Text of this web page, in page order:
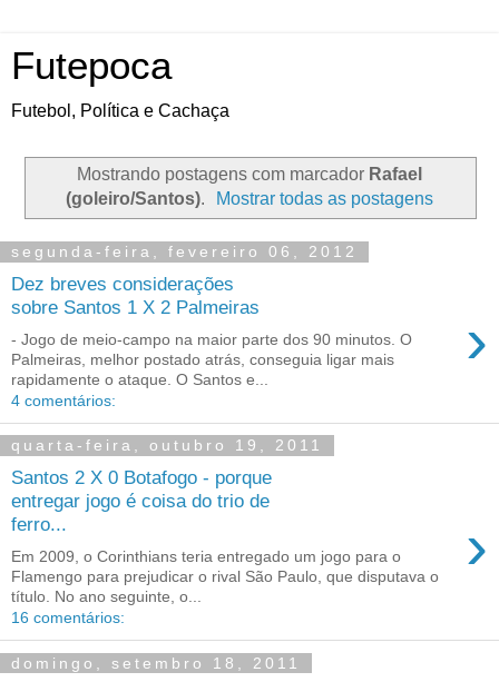
Futepoca
Futebol, Política e Cachaça
Mostrando postagens com marcador Rafael
(goleiro/Santos). Mostrar todas as postagens
segunda-feira, fevereiro 06, 2012
Dez breves considerações
sobre Santos 1 X 2 Palmeiras
›
- Jogo de meio-campo na maior parte dos 90 minutos. O
Palmeiras, melhor postado atrás, conseguia ligar mais
rapidamente o ataque. O Santos e...
4 comentários:
quarta-feira, outubro 19, 2011
Santos 2 X 0 Botafogo - porque
entregar jogo é coisa do trio de
ferro...
›
Em 2009, o Corinthians teria entregado um jogo para o
Flamengo para prejudicar o rival São Paulo, que disputava o
título. No ano seguinte, o...
16 comentários:
domingo, setembro 18, 2011